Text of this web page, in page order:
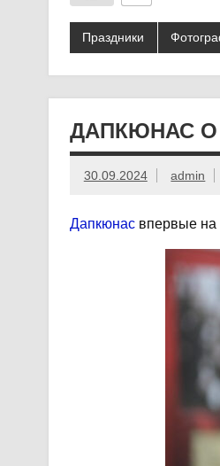
Праздники
ДАПКЮНАС
30.09.2024 admin
Дапкюнасвпервые на